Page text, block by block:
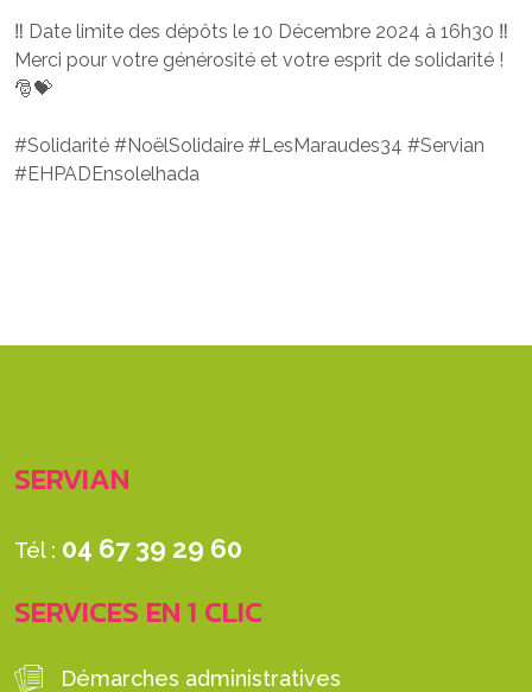
‼ Date limite des dépôts le 10 Décembre 2024 à 16h30 ‼
Merci pour votre générosité et votre esprit de solidarité !
🎅💝
#Solidarité #NoëlSolidaire #LesMaraudes34 #Servian
#EHPADEnsolelhada
SERVIAN
Tél : 04 67 39 29 60
SERVICES EN 1 CLIC
Démarches administratives